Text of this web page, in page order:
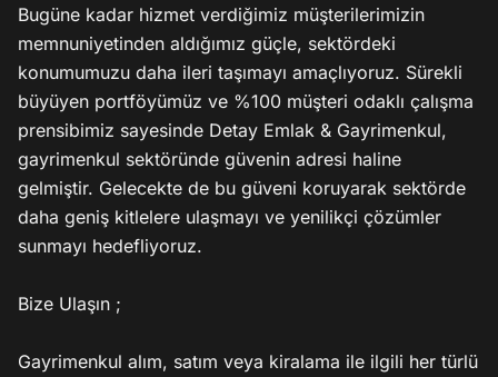
Bugüne kadar hizmet verdiğimiz müşterilerimizin
memnuniyetinden aldığımız güçle, sektördeki
konumumuzu daha ileri taşımayı amaçlıyoruz. Sürekli
büyüyen portföyümüz ve %100 müşteri odaklı çalışma
prensibimiz sayesinde Detay Emlak & Gayrimenkul,
gayrimenkul sektöründe güvenin adresi haline
gelmiştir. Gelecekte de bu güveni koruyarak sektörde
daha geniş kitlelere ulaşmayı ve yenilikçi çözümler
sunmayı hedefliyoruz.
Bize Ulaşın ;
Gayrimenkul alım, satım veya kiralama ile ilgili her türlü